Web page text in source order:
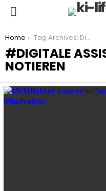
You are here:
Home Tag Archives: Digitale Assistenten beim Notieren
DIGITALE
NOTIEREN
LATEST